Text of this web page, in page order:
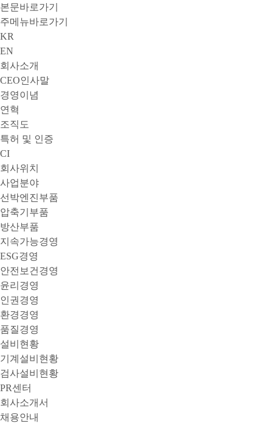
본문바로가기
주메뉴바로가기
KR
EN
회사소개
CEO인사말
경영이념
연혁
조직도
특허 및 인증
CI
회사위치
사업분야
선박엔진부품
압축기부품
방산부품
지속가능경영
ESG경영
안전보건경영
윤리경영
인권경영
환경경영
품질경영
설비현황
기계설비현황
검사설비현황
PR센터
회사소개서
채용안내